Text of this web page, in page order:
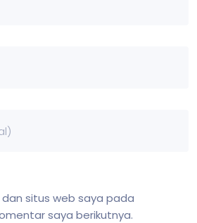
situs web saya pada
saya berikutnya.